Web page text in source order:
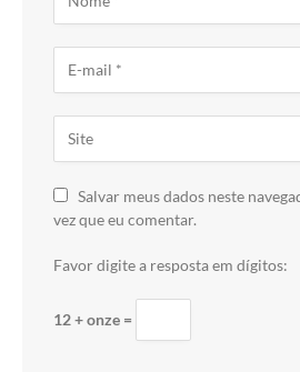
Salvar meus dados neste
vez que eu comentar.
Favor digite a resposta em dígitos:
12 + onze =